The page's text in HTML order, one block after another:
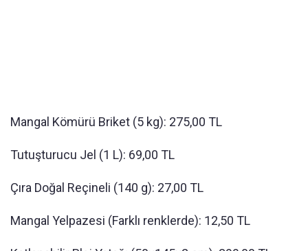
Mangal Kömürü Briket (5 kg): 275,00 TL
Tutuşturucu Jel (1 L): 69,00 TL
Çıra Doğal Reçineli (140 g): 27,00 TL
Mangal Yelpazesi (Farklı renklerde): 12,50 TL